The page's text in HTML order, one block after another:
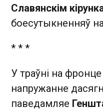
Славянскім
боесутыкненняў
* * *
У траўні на фронце
напружанне
паведамляе